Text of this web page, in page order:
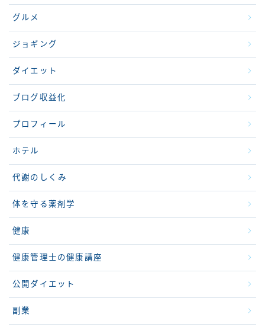
グルメ
ジョギング
ダイエット
ブログ収益化
プロフィール
ホテル
代謝のしくみ
体を守る薬剤学
健康
健康管理士の健康講座
公開ダイエット
副業